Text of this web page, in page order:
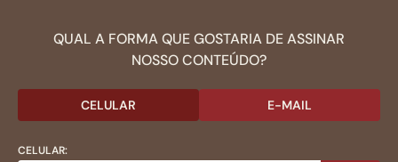
QUAL A FORMA QUE GOSTARIA DE ASSINAR
NOSSO CONTEÚDO?
CELULAR E-MAIL
CELULAR: